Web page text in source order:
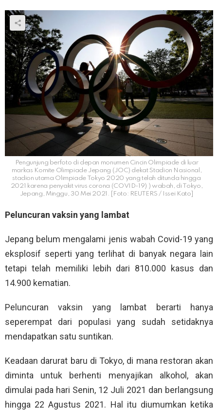
Pengunjung berfoto di depan monumen Cincin Olimpiade di luar
markas Komite Olimpiade Jepang (JOC) dekat Stadion Nasional,
stadion utama Olimpiade Tokyo 2020 yang telah ditunda hingga
2021 karena penyakit virus corona (COVID-19) ) wabah, di Tokyo,
Jepang, Minggu, 30 Mei 2021. [Foto: REUTERS / Issei Kato]
Peluncuran vaksin yang lambat
Jepang belum mengalami jenis wabah Covid-19 yang
eksplosif seperti yang terlihat di banyak negara lain
tetapi telah memiliki lebih dari 810.000 kasus dan
14.900 kematian.
Peluncuran vaksin yang lambat berarti hanya
seperempat dari populasi yang sudah setidaknya
mendapatkan satu suntikan.
Keadaan darurat baru di Tokyo, di mana restoran akan
diminta untuk berhenti menyajikan alkohol, akan
dimulai pada hari Senin, 12 Juli 2021 dan berlangsung
hingga 22 Agustus 2021. Hal itu diumumkan ketika